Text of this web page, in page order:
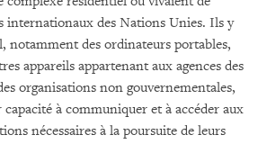
internationaux des Nations Unies. Ils y
notamment des ordinateurs portables,
appareils appartenant aux agences des
organisations non gouvernementales,
à communiquer et à accéder aux
nécessaires à la poursuite de leurs